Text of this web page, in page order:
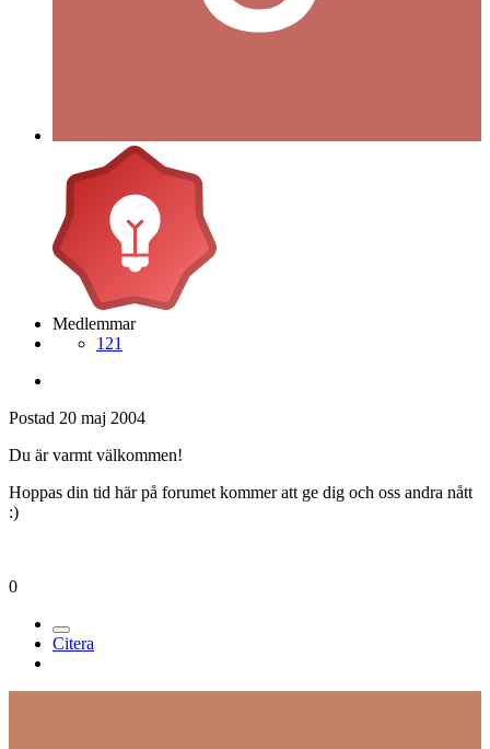
Medlemmar
121
Postad 20 maj 2004
Du är varmt välkommen!
Hoppas din tid här på forumet kommer att ge dig och oss andra nått
:)
0
Citera